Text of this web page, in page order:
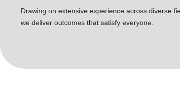
Drawing on extensive experience across diverse
we deliver outcomes that satisfy everyone.